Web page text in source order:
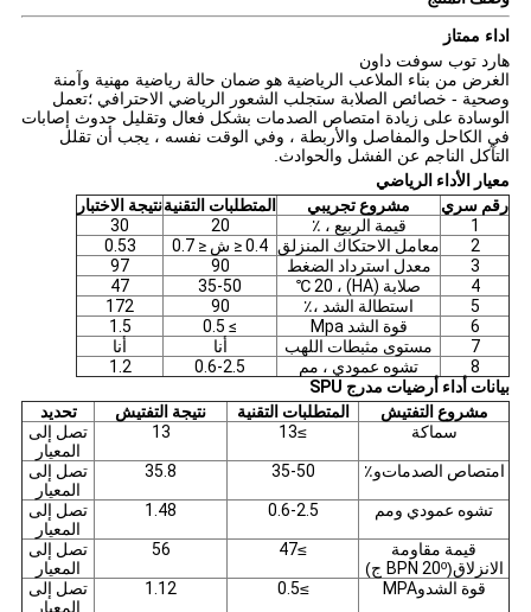
اداء ممتاز
هارد توب سوفت داون
الغرض من بناء الملاعب الرياضية هو ضمان حالة رياضية مهنية وآمنة
وصحية - خصائص الصلابة ستجلب الشعور الرياضي الاحترافي ؛تعمل
الوسادة على زيادة امتصاص الصدمات بشكل فعال وتقليل حدوث إصابات
في الكاحل والمفاصل والأربطة ، وفي الوقت نفسه ، يجب أن تقلل
التآكل الناجم عن الفشل والحوادث.
معيار الأداء الرياضي
رقم سري
مشروع تجريبي المتطلبات التقنيةنتيجة الاختبار
1
قيمة الربيع ، ٪ 20
30
2
معامل الاحتكاك المنزلق 0.4 ≤ ش ≤ 0.7
0.53
3
معدل استرداد الضغط 90
97
4
صلابة (HA) ، 20 ℃ 35-50
47
5
استطالة الشد ،٪ 90
172
6
قوة الشد Mpa ≥ 0.5
1.5
7
مستوى مثبطات اللهب أنا
أنا
8
تشوه عمودي ، مم 0.6-2.5
1.2
بيانات أداء أرضيات مدرج SPU
مشروع التفتيش
المتطلبات التقنية نتيجة التفتيش
تحديد
سماكة
≥
13
13
المعيار
امتصاص الصدماتو٪ 35-50
35.8
المعيار
تشوه عمودي ومم 0.6-2.5
1.48
المعيار
الانزلاق(
BPN 20º ج)
≥
47
56
المعيار
قوة الشدوMPA
≥
0.5
1.12
المعيار